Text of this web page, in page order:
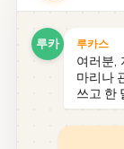
루카 루카스
여러분,
마리나
쓰고 한